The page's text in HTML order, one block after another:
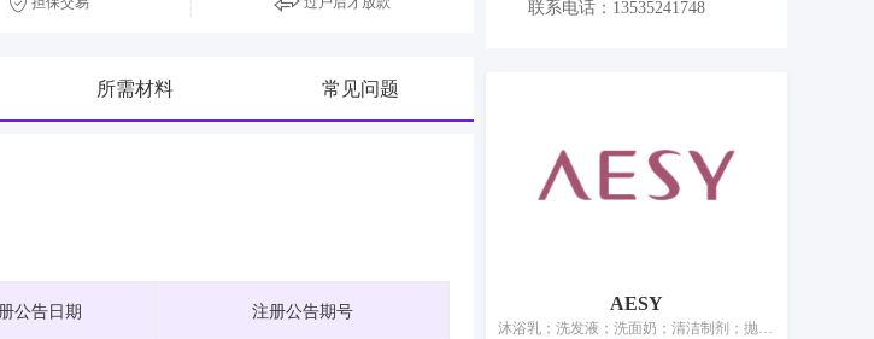
所需材料 常见问题
公告日期 注册公告期号
联系电话：13535241748
AESY
沐浴乳；洗发液；洗面奶；清洁制剂；抛光制剂；香精油；化妆品；美容面膜；漱口剂；香